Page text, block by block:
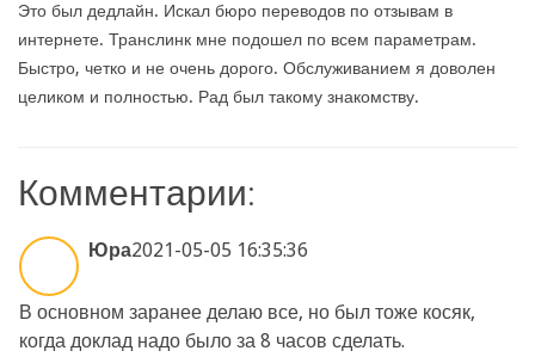
Это был дедлайн. Искал бюро переводов по отзывам в
интернете. Транслинк мне подошел по всем параметрам.
Быстро, четко и не очень дорого. Обслуживанием я доволен
целиком и полностью. Рад был такому знакомству.
Комментарии:
Юра2021-05-05 16:35:36
В основном заранее делаю все, но был тоже косяк,
когда доклад надо было за 8 часов сделать.